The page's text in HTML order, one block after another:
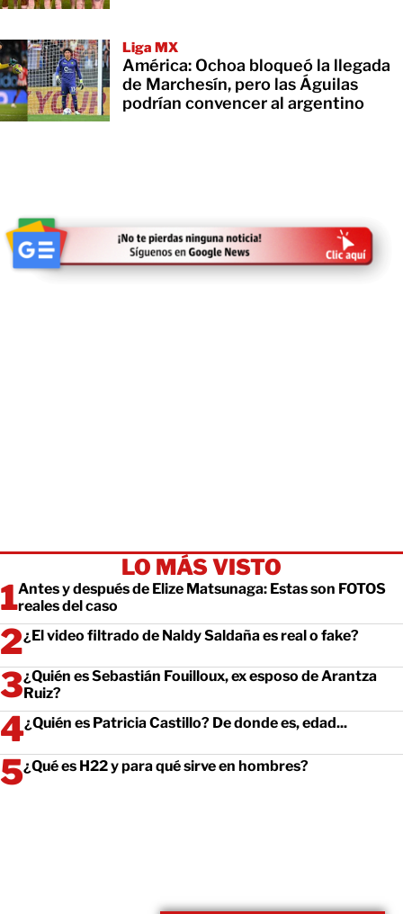
Liga MX
América: Ochoa bloqueó la llegada
de Marchesín, pero las Águilas
podrían convencer al argentino
LO MÁS VISTO
Antes y después de Elize Matsunaga: Estas son FOTOS
reales del caso
¿El video filtrado de Naldy Saldaña es real o fake?
¿Quién es Sebastián Fouilloux, ex esposo de Arantza
Ruiz?
¿Quién es Patricia Castillo? De donde es, edad...
¿Qué es H22 y para qué sirve en hombres?